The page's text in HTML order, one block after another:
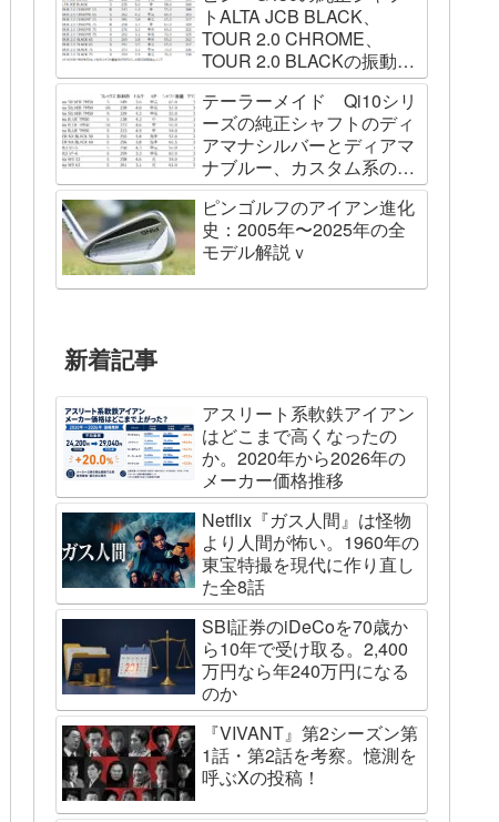
トALTA JCB BLACK、
TOUR 2.0 CHROME、
TOUR 2.0 BLACKの振動数
を測ってみました
テーラーメイド Qi10シリ
ーズの純正シャフトのディ
アマナシルバーとディアマ
ナブルー、カスタム系の
SPEEDER NK BLACK、
TOUR AD VF、Diamana
WBの振動数を測ってみた
ピンゴルフのアイアン進化
史：2005年〜2025年の全
モデル解説ｖ
新着記事
アスリート系軟鉄アイアン
はどこまで高くなったの
か。2020年から2026年の
メーカー価格推移
Netflix『ガス人間』は怪物
より人間が怖い。1960年の
東宝特撮を現代に作り直し
た全8話
SBI証券のiDeCoを70歳か
ら10年で受け取る。2,400
万円なら年240万円になる
のか
『VIVANT』第2シーズン第
1話・第2話を考察。憶測を
呼ぶXの投稿！